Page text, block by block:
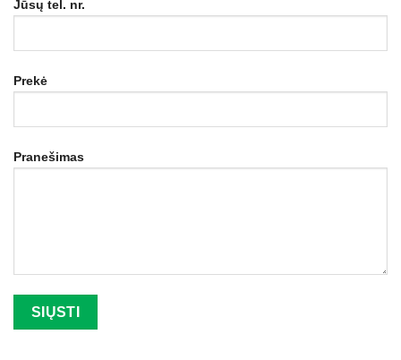
Jūsų tel. nr.
Prekė
Pranešimas